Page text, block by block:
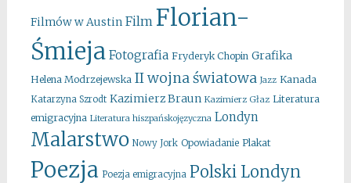
Filmów w Austin Film Florian-
Śmieja Fotografia Fryderyk Chopin Grafika
Helena Modrzejewska II wojna światowa Jazz Kanada
Katarzyna Szrodt Kazimierz Braun Kazimierz Głaz Literatura
emigracyjna Literatura hiszpańskojęzyczna Londyn
Malarstwo Nowy Jork Opowiadanie Plakat
Poezja Poezja emigracyjna Polski Londyn